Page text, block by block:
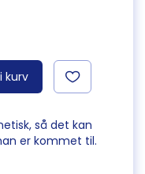
kurv
så det kan
er kommet til.